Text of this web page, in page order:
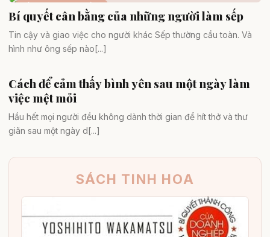
Bí quyết cân bằng của những người làm sếp
Tin cậy và giao việc cho người khác Sếp thường cầu toàn. Và
hình như ông sếp nào[...]
Sống chậm & cân bằng
Cách để cảm thấy bình yên sau một ngày làm
việc mệt mỏi
Hầu hết mọi người đều không dành thời gian để hít thở và thư
giãn sau một ngày d[...]
SÁCH TINH HOA